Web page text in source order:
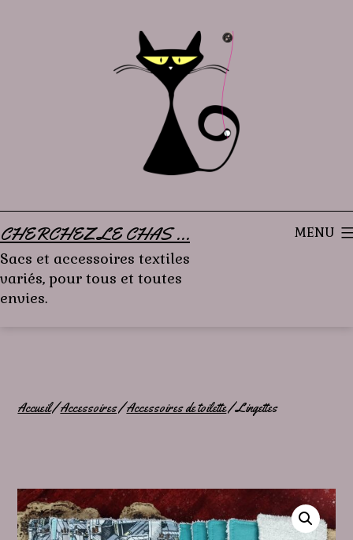
CHERCHEZ LE CHAS ...
Sacs et accessoires textiles
variés, pour tous et toutes
envies.
MENU
Accueil/Accessoires/Accessoires de toilette/ Lingettes